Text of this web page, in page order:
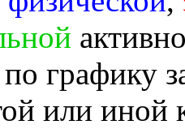
по графику
или иной